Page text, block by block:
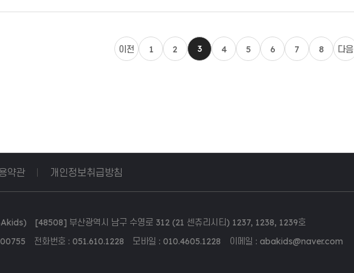
이전 1 2 3 4 5 6 7 8 다음
약관 개인정보취급방침
[48508] 부산광역시 남구 수영로 312 (21 센츄리시티) 1237, 1238, 1239호
00755 전화번호 : 051.610.1228 모바일 : 010.4605.1228 이메일 : abakids@naver.com